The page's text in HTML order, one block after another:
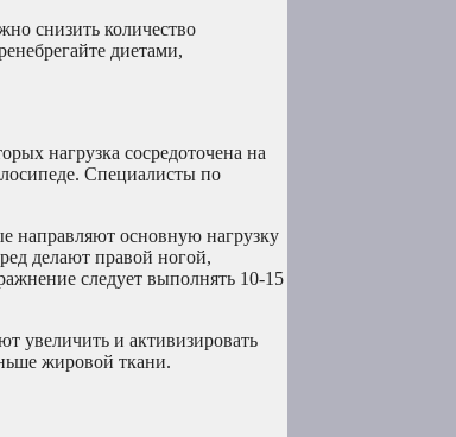
снизить количество
диетами,
нагрузка сосредоточена на
Специалисты по
направляют основную нагрузку
делают правой ногой,
следует выполнять 10-15
увеличить и активизировать
жировой ткани.